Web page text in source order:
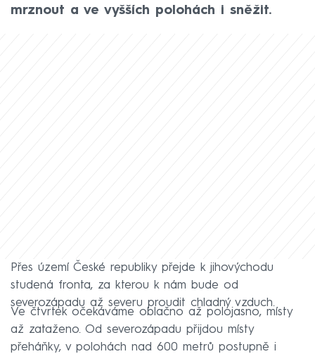
mrznout a ve vyšších polohách i sněžit.
Přes území České republiky přejde k jihovýchodu
studená fronta, za kterou k nám bude od
severozápadu až severu proudit chladný vzduch.
Ve čtvrtek očekáváme oblačno až polojasno, místy
až zataženo. Od severozápadu přijdou místy
přeháňky, v polohách nad 600 metrů postupně i